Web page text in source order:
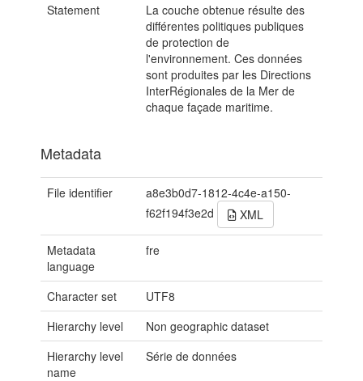
Statement
La couche obtenue résulte des
différentes politiques publiques
de protection de
l'environnement. Ces données
sont produites par les Directions
InterRégionales de la Mer de
chaque façade maritime.
Metadata
File identifier
a8e3b0d7-1812-4c4e-a150-
f62f194f3e2d
XML
Metadata
language
fre
Character set
UTF8
Hierarchy level
Non geographic dataset
Hierarchy level
name
Série de données